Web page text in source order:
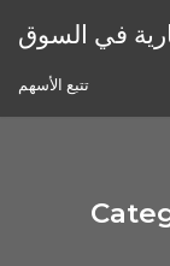
في السوق
تتبع الأسهم